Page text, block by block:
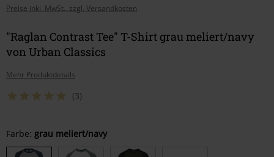
Preise inkl. MwSt., zzgl. Versandkosten
"Raglan Contrast Tee" T-Shirt grau meliert/navy
von Urban Classics
Mehr Produktdetails
(3)
Wähle
deine
Farbe: grau meliert/navy